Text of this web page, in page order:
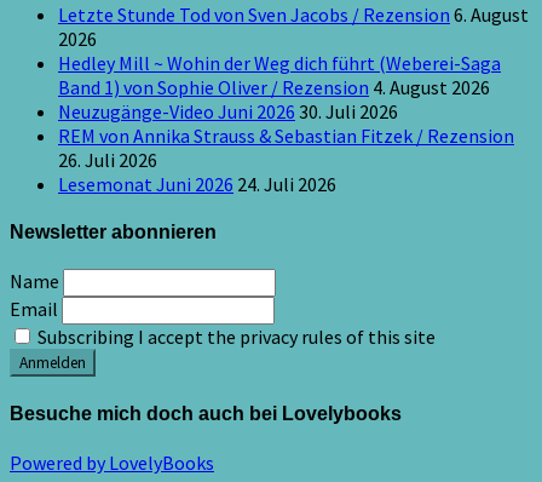
Letzte Stunde Tod von Sven Jacobs / Rezension 6. August
2026
Hedley Mill ~ Wohin der Weg dich führt (Weberei-Saga
Band 1) von Sophie Oliver / Rezension 4. August 2026
Neuzugänge-Video Juni 2026 30. Juli 2026
REM von Annika Strauss & Sebastian Fitzek / Rezension
26. Juli 2026
Lesemonat Juni 2026 24. Juli 2026
Newsletter abonnieren
Name
Email
Subscribing I accept the privacy rules of this site
Besuche mich doch auch bei Lovelybooks
Powered by LovelyBooks